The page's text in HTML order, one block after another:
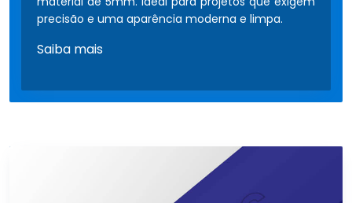
precisão e uma aparência moderna e limpa.
Saiba mais